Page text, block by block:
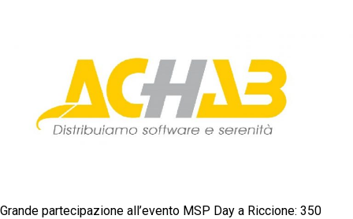
Grande partecipazione all’evento MSP Day a Riccione: 350